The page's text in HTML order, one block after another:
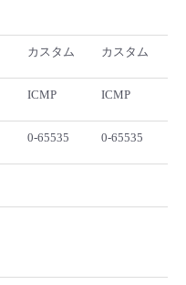
カスタム カスタム
ICMP ICMP
0-65535 0-65535